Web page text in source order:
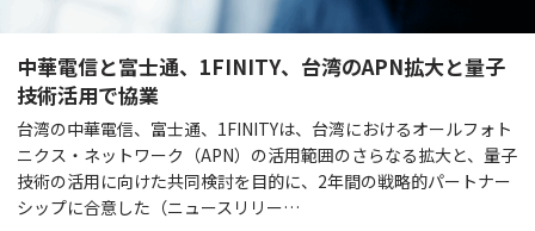
中華電信と富士通、1FINITY、台湾のAPN拡大と量子
技術活用で協業
台湾の中華電信、富士通、1FINITYは、台湾におけるオールフォト
ニクス・ネットワーク（APN）の活用範囲のさらなる拡大と、量子
技術の活用に向けた共同検討を目的に、2年間の戦略的パートナー
シップに合意した（ニュースリリー…